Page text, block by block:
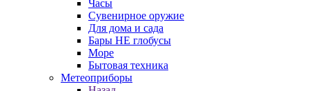
Часы
Сувенирное оружие
Для дома и сада
Бары НЕ глобусы
Море
Бытовая техника
Метеоприборы